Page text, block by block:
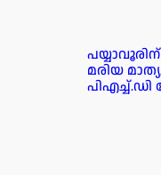
മരിയ
പിഎച്ച്.ഡി